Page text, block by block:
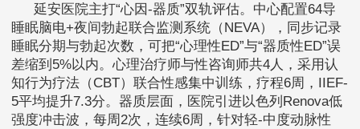
延安医院主打“心因-器质”双轨评估。中心配置64导
睡眠脑电+夜间勃起联合监测系统（NEVA），同步记录
睡眠分期与勃起次数，可把“心理性ED”与“器质性ED”误
差缩到5%以内。心理治疗师与性咨询师共4人，采用认
知行为疗法（CBT）联合性感集中训练，疗程6周，IIEF-
5平均提升7.3分。器质层面，医院引进以色列Renova低
强度冲击波，每周2次，连续6周，针对轻-中度动脉性